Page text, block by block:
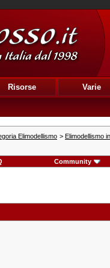
Risorse Varie
Elimodellismo > Elimodellismo
Community